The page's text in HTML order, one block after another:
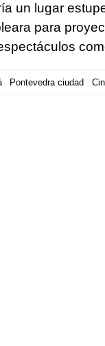
un lugar
para
Pontevedra ciudad